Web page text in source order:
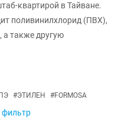
квартирой в Тайване.
поливинилхлорид (ПВХ),
а также другую
#ЭТИЛЕН #FORMOSA
фильтр